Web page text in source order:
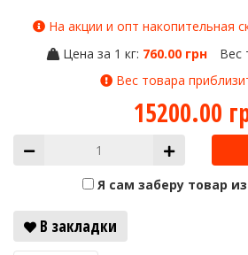
На акции и опт накопительная
Цена за 1 кг: 760.00 грн Вес
Вес товара
15200.00
Я сам заберу товар из
В закладки